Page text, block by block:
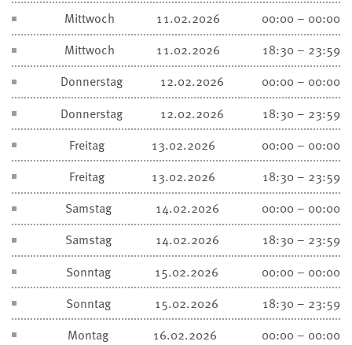
Mittwoch
11.02.2026
00:00 – 00:00
Mittwoch
11.02.2026
18:30 – 23:59
Donnerstag
12.02.2026
00:00 – 00:00
Donnerstag
12.02.2026
18:30 – 23:59
Freitag
13.02.2026
00:00 – 00:00
Freitag
13.02.2026
18:30 – 23:59
Samstag
14.02.2026
00:00 – 00:00
Samstag
14.02.2026
18:30 – 23:59
Sonntag
15.02.2026
00:00 – 00:00
Sonntag
15.02.2026
18:30 – 23:59
Montag
16.02.2026
00:00 – 00:00